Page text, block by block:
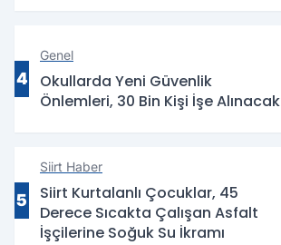
4
Genel
Okullarda Yeni Güvenlik
Önlemleri, 30 Bin Kişi İşe Alınacak
5
Siirt Haber
Siirt Kurtalanlı Çocuklar, 45
Derece Sıcakta Çalışan Asfalt
İşçilerine Soğuk Su İkramı